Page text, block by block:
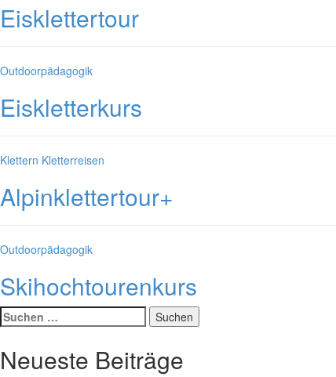
Eisklettertour
Kategorien
Outdoorpädagogik
Eiskletterkurs
Kategorien
Klettern Kletterreisen
Alpinklettertour+
Kategorien
Outdoorpädagogik
Skihochtourenkurs
Suche
nach:
Neueste Beiträge